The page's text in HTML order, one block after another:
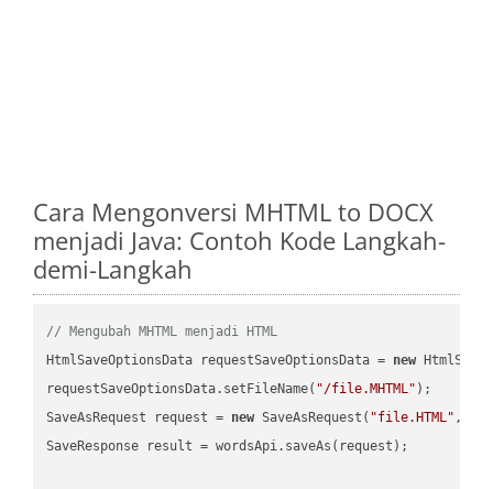
Cara Mengonversi MHTML to DOCX
menjadi Java: Contoh Kode Langkah-
demi-Langkah
// Mengubah MHTML menjadi HTML
HtmlSaveOptionsData requestSaveOptionsData = new
requestSaveOptionsData.setFileName( "/file.MHTML" );
SaveAsRequest request = new SaveAsRequest( "file.HTML"
SaveResponse result = wordsApi.saveAs(request);